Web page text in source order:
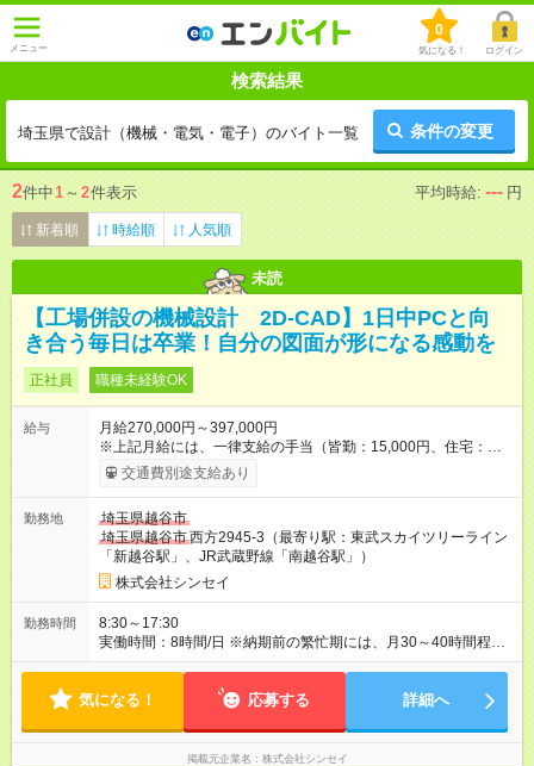
メニュー
0
気になる！ ログイン
検索結果
埼玉県で設計（機械・電気・電子）のバイト一覧 条件の変更
2件中1 ～ 2件表示 平均時給: --- 円
新着順 時給順 人気順
未読
【工場併設の機械設計 2D-CAD】1日中PCと向
き合う毎日は卒業！自分の図面が形になる感動を
正社員 職種未経験OK
給与
月給270,000円～397,000円
※上記月給には、一律支給の手当（皆勤：15,000円、住宅：
15,000円）を含む。その他、残業代や通勤手当、家族手当など
も支給します。 ※ご経験やスキルを最大限考慮し、給与を決定
用形態、給与は本採用時と同じです。
交通費別途支給あり
勤務地
埼玉県越谷市
埼玉県越谷市西方2945-3（最寄り駅：東武スカイツリーライン
「新越谷駅」、JR武蔵野線「南越谷駅」）
株式会社シンセイ
勤務時間
8:30～17:30
実働時間：8時間/日 ※納期前の繁忙期には、月30～40時間程度
の残業が発生することも。残業が少ない時期もあります。
気になる！ 応募する 詳細へ
掲載元企業名 株式会社シンセイ